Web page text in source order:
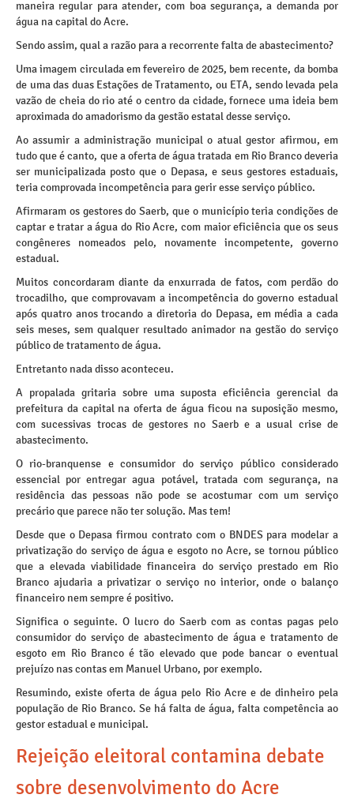
maneira regular para atender, com boa segurança, a demanda por
água na capital do Acre.
Sendo assim, qual a razão para a recorrente falta de abastecimento?
Uma imagem circulada em fevereiro de 2025, bem recente, da bomba
de uma das duas Estações de Tratamento, ou ETA, sendo levada pela
vazão de cheia do rio até o centro da cidade, fornece uma ideia bem
aproximada do amadorismo da gestão estatal desse serviço.
Ao assumir a administração municipal o atual gestor afirmou, em
tudo que é canto, que a oferta de água tratada em Rio Branco deveria
ser municipalizada posto que o Depasa, e seus gestores estaduais,
teria comprovada incompetência para gerir esse serviço público.
Afirmaram os gestores do Saerb, que o município teria condições de
captar e tratar a água do Rio Acre, com maior eficiência que os seus
congêneres nomeados pelo, novamente incompetente, governo
estadual.
Muitos concordaram diante da enxurrada de fatos, com perdão do
trocadilho, que comprovavam a incompetência do governo estadual
após quatro anos trocando a diretoria do Depasa, em média a cada
seis meses, sem qualquer resultado animador na gestão do serviço
público de tratamento de água.
Entretanto nada disso aconteceu.
A propalada gritaria sobre uma suposta eficiência gerencial da
prefeitura da capital na oferta de água ficou na suposição mesmo,
com sucessivas trocas de gestores no Saerb e a usual crise de
abastecimento.
O rio-branquense e consumidor do serviço público considerado
essencial por entregar agua potável, tratada com segurança, na
residência das pessoas não pode se acostumar com um serviço
precário que parece não ter solução. Mas tem!
Desde que o Depasa firmou contrato com o BNDES para modelar a
privatização do serviço de água e esgoto no Acre, se tornou público
que a elevada viabilidade financeira do serviço prestado em Rio
Branco ajudaria a privatizar o serviço no interior, onde o balanço
financeiro nem sempre é positivo.
Significa o seguinte. O lucro do Saerb com as contas pagas pelo
consumidor do serviço de abastecimento de água e tratamento de
esgoto em Rio Branco é tão elevado que pode bancar o eventual
prejuízo nas contas em Manuel Urbano, por exemplo.
Resumindo, existe oferta de água pelo Rio Acre e de dinheiro pela
população de Rio Branco. Se há falta de água, falta competência ao
gestor estadual e municipal.
Rejeição eleitoral contamina debate
sobre desenvolvimento do Acre